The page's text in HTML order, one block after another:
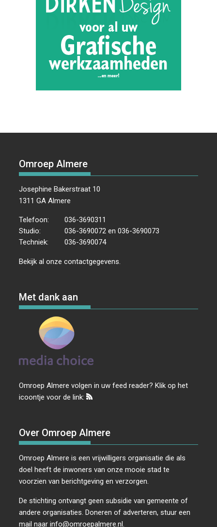
Omroep Almere
Josephine Bakerstraat 10
1311 GA Almere
Telefoon:
036-3690311
Studio:
036-3690072 en 036-3690073
Techniek:
036-3690074
Bekijk al onzecontactgegevens
Met dank aan
Omroep Almere volgen in uw feed reader? Klik op het
icoontje voor de link:
Over Omroep Almere
Omroep Almere is een vrijwilligers organisatie die als
doel heeft de inwoners van onze mooie stad te
voorzien van berichtgeving en verzorgen.
De stichting ontvangt geen subsidie van gemeente of
andere organisaties. Doneren of adverteren, stuur een
mail naarinfo@omroepalmere.nl.